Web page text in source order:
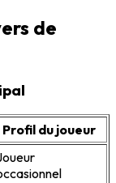
de
Profil du joueur